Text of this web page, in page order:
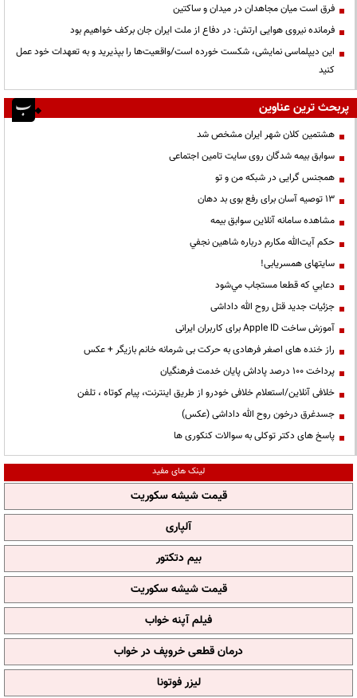
فرق است میان مجاهدان در میدان و ساکتین
فرمانده نیروی هوایی ارتش: در دفاع از ملت ایران جان برکف خواهیم بود
این دیپلماسی نمایشی، شکست خورده است/واقعیت‌ها را بپذیرید و به تعهدات خود عمل
کنید
پربحث ترین عناوین
هشتمین کلان شهر ایران مشخص شد
سوابق بیمه شدگان روی سایت تامین اجتماعی
همجنس گرایی در شبکه من و تو
13 توصیه آسان برای رفع بوی بد دهان
مشاهده سامانه آنلاين سوابق بیمه
حكم آيت‌الله مكارم درباره شاهين نجفي
سایتهای همسریابی!
دعايي كه قطعا مستجاب مي‌شود
جزئیات جدید قتل روح الله داداشی
آموزش ساخت Apple ID برای کاربران ایرانی
راز خنده های اصغر فرهادی به حرکت بی شرمانه خانم بازیگر + عکس
پرداخت ۱۰۰ درصد پاداش پایان خدمت فرهنگیان
خلافی آنلاین/استعلام خلافی خودرو از طریق اینترنت، پیام کوتاه ، تلفن
جسدغرق درخون روح الله داداشی (عکس)
پاسخ های دکتر توکلی به سوالات کنکوری ها
لینک های مفید
قیمت شیشه سکوریت
آلپاری
بیم دتکتور
قیمت شیشه سکوریت
فیلم آپنه خواب
درمان قطعی خروپف در خواب
لیزر فوتونا